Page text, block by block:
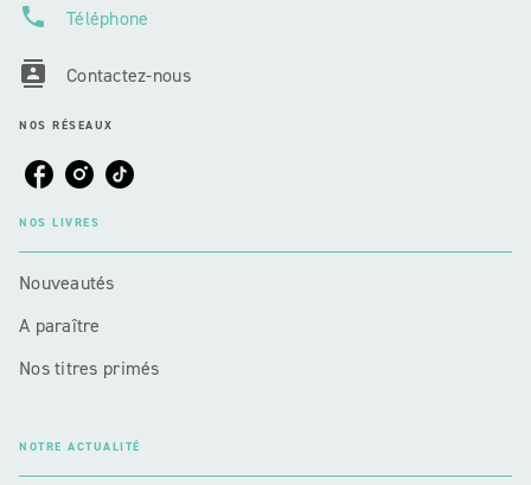
phone Téléphone
contacts Contactez-nous
NOS RÉSEAUX
NOS LIVRES
Nouveautés
A paraître
Nos titres primés
NOTRE ACTUALITÉ